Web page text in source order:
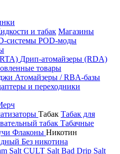
и табак Магазины
системы POD-моды
Дрип-атомайзеры (RDA)
товары
Атомайзеры / RBA-базы
и переходники
Табак Табак для
табак Табачные
Флаконы Никотин
Без никотина
Salt CULT Salt Bad Drip Salt